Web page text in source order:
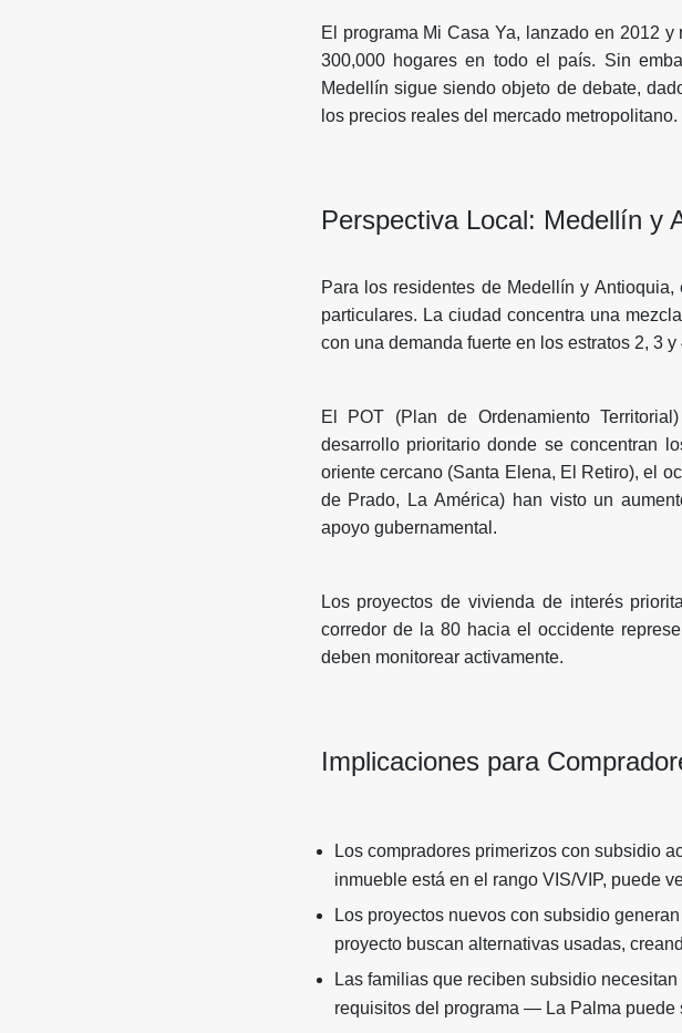
El programa Mi Casa Ya, lanzado en 2012
300,000 hogares en todo el país. Sin
Medellín sigue siendo objeto de debate,
los precios reales del mercado metropolitano.
Perspectiva Local: Medellín y
Para los residentes de Medellín y
particulares. La ciudad concentra una
con una demanda fuerte en los estratos 2, 3 y
El POT (Plan de Ordenamiento
desarrollo prioritario donde se concentran
oriente cercano (Santa Elena, El Retiro), el
de Prado, La América) han visto un
apoyo gubernamental.
Los proyectos de vivienda de interés
corredor de la 80 hacia el occidente
deben monitorear activamente.
Implicaciones para
Los compradores primerizos con subsidio
inmueble está en el rango VIS/VIP, puede
Los proyectos nuevos con subsidio
proyecto buscan alternativas usadas,
Las familias que reciben subsidio
requisitos del programa — La Palma puede